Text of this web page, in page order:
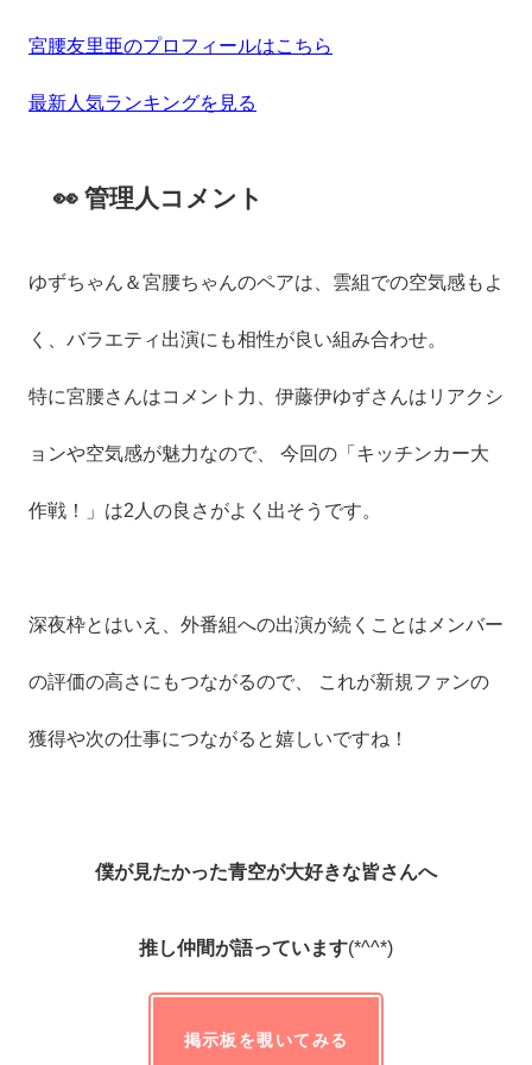
宮腰友里亜のプロフィールはこちら
最新人気ランキングを見る
👀 管理人コメント
ゆずちゃん＆宮腰ちゃんのペアは、雲組での空気感もよ
く、バラエティ出演にも相性が良い組み合わせ。
特に宮腰さんはコメント力、伊藤伊ゆずさんはリアクシ
ョンや空気感が魅力なので、 今回の「キッチンカー大
作戦！」は2人の良さがよく出そうです。
深夜枠とはいえ、外番組への出演が続くことはメンバー
の評価の高さにもつながるので、 これが新規ファンの
獲得や次の仕事につながると嬉しいですね！
僕が見たかった青空が大好きな皆さんへ
推し仲間が語っています(*^^*)
掲示板を覗いてみる